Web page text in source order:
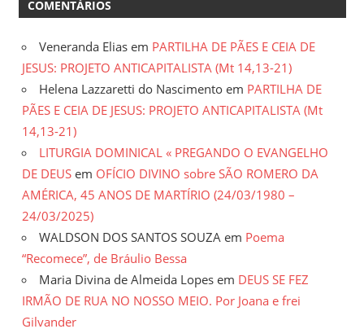
COMENTÁRIOS
Veneranda Elias em PARTILHA DE PÃES E CEIA DE
JESUS: PROJETO ANTICAPITALISTA (Mt 14,13-21)
Helena Lazzaretti do Nascimento em PARTILHA DE
PÃES E CEIA DE JESUS: PROJETO ANTICAPITALISTA (Mt
14,13-21)
LITURGIA DOMINICAL « PREGANDO O EVANGELHO
DE DEUS em OFÍCIO DIVINO sobre SÃO ROMERO DA
AMÉRICA, 45 ANOS DE MARTÍRIO (24/03/1980 –
24/03/2025)
WALDSON DOS SANTOS SOUZA em Poema
“Recomece”, de Bráulio Bessa
Maria Divina de Almeida Lopes em DEUS SE FEZ
IRMÃO DE RUA NO NOSSO MEIO. Por Joana e frei
Gilvander